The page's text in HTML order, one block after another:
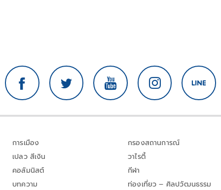
การเมือง
เปลว สีเงิน
คอลัมนิสต์
บทความ
กรองสถานการณ์
วาไรตี้
กีฬา
ท่องเที่ยว – ศิลปวัฒนธรรม